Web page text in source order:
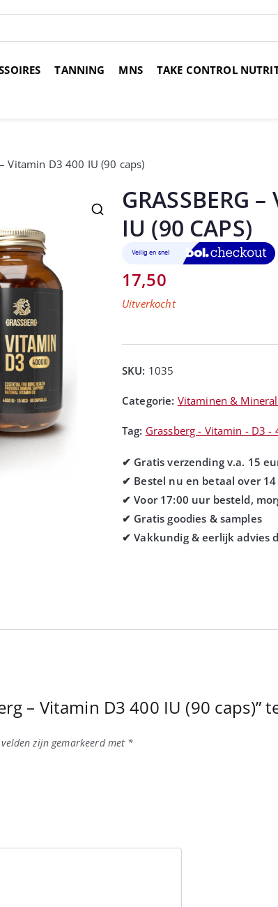
TANNING MNS TAKE CONTROL
Vitamin D3 400 IU (90 caps)
GRASSBERG
IU (90 CAPS)
17,50
Uitverkocht
SKU: 1035
Categorie: Vitaminen &
Tag: Grassberg - Vitamin - D3 -
– Vitamin D3 400 IU (90 caps)”
zijn gemarkeerd met *